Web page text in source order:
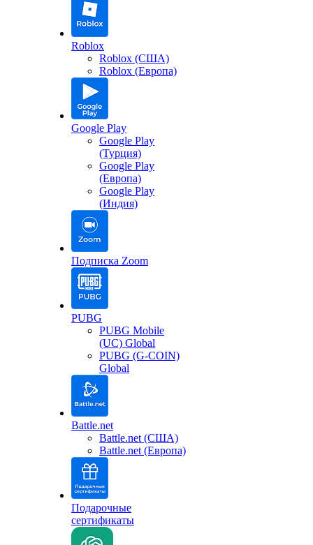
Roblox
Roblox (США)
Roblox (Европа)
Google Play
Google Play
(Турция)
Google Play
(Европа)
Google Play
(Индия)
Подписка Zoom
PUBG
PUBG Mobile
(UC) Global
PUBG (G-COIN)
Global
Battle.net
Battle.net (США)
Battle.net (Европа)
Подарочные
сертификаты